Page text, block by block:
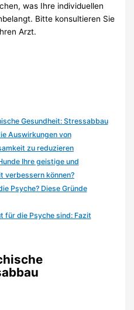
was Ihre individuellen
Bitte konsultieren Sie
Arzt.
Gesundheit: Stressabbau
Auswirkungen von
zu reduzieren
Ihre geistige und
verbessern können?
Psyche? Diese Gründe
für die Psyche sind: Fazit